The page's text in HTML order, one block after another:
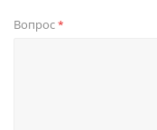
Вопрос*